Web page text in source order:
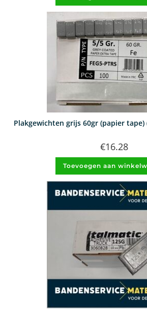
Plakgewichten grijs 60gr (papier tape)
€16.28
Toevoegen aan